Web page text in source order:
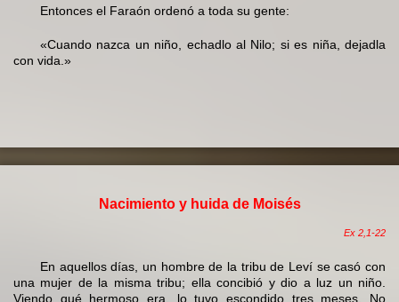
Entonces el Faraón ordenó a toda su gente:
«Cuando nazca un niño, echadlo al Nilo; si es niña, dejadla
con vida.»
Nacimiento y huida de Moisés
Ex 2,1-22
En aquellos días, un hombre de la tribu de Leví se casó con
una mujer de la misma tribu; ella concibió y dio a luz un niño.
Viendo qué hermoso era, lo tuvo escondido tres meses. No